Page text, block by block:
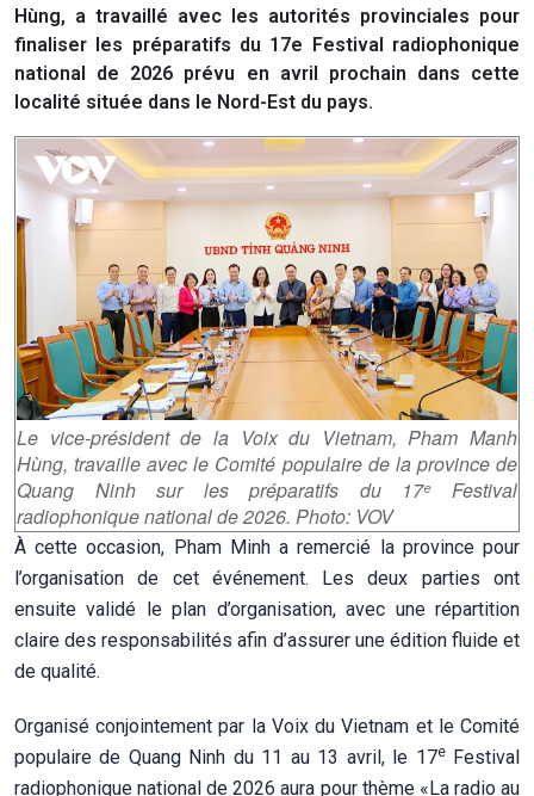
Hùng, a travaillé avec les autorités provinciales pour
finaliser les préparatifs du 17e Festival radiophonique
national de 2026 prévu en avril prochain dans cette
localité située dans le Nord-Est du pays.
Le vice-président de la Voix du Vietnam, Pham Manh
Hùng, travaille avec le Comité populaire de la province de
Quang Ninh sur les préparatifs du 17ᵉ Festival
radiophonique national de 2026. Photo: VOV
À cette occasion, Pham Minh a remercié la province pour
l’organisation de cet événement. Les deux parties ont
ensuite validé le plan d’organisation, avec une répartition
claire des responsabilités afin d’assurer une édition fluide et
de qualité.
Organisé conjointement par la Voix du Vietnam et le Comité
populaire de Quang Ninh du 11 au 13 avril, le 17eFestival
radiophonique national de 2026 aura pour thème «La radio au